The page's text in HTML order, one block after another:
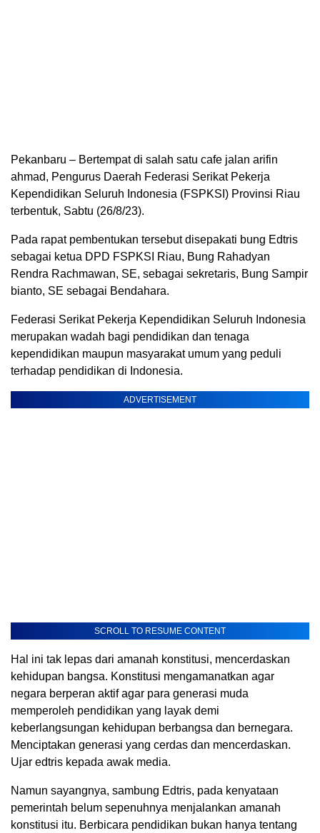
Pekanbaru – Bertempat di salah satu cafe jalan arifin
ahmad, Pengurus Daerah Federasi Serikat Pekerja
Kependidikan Seluruh Indonesia (FSPKSI) Provinsi Riau
terbentuk, Sabtu (26/8/23).
Pada rapat pembentukan tersebut disepakati bung Edtris
sebagai ketua DPD FSPKSI Riau, Bung Rahadyan
Rendra Rachmawan, SE, sebagai sekretaris, Bung Sampir
bianto, SE sebagai Bendahara.
Federasi Serikat Pekerja Kependidikan Seluruh Indonesia
merupakan wadah bagi pendidikan dan tenaga
kependidikan maupun masyarakat umum yang peduli
terhadap pendidikan di Indonesia.
ADVERTISEMENT
SCROLL TO RESUME CONTENT
Hal ini tak lepas dari amanah konstitusi, mencerdaskan
kehidupan bangsa. Konstitusi mengamanatkan agar
negara berperan aktif agar para generasi muda
memperoleh pendidikan yang layak demi
keberlangsungan kehidupan berbangsa dan bernegara.
Menciptakan generasi yang cerdas dan mencerdaskan.
Ujar edtris kepada awak media.
Namun sayangnya, sambung Edtris, pada kenyataan
pemerintah belum sepenuhnya menjalankan amanah
konstitusi itu. Berbicara pendidikan bukan hanya tentang